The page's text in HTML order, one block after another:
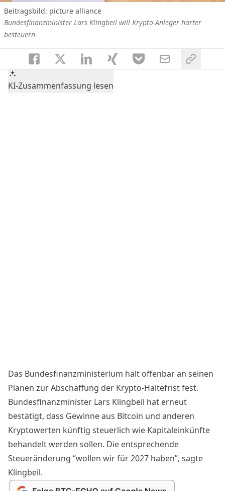
Beitragsbild: picture alliance
Bundesfinanzminister Lars Klingbeil will Krypto-Anleger härter
besteuern
KI-Zusammenfassung lesen
Das Bundesfinanzministerium hält offenbar an seinen
Plänen zur Abschaffung der Krypto-Haltefrist fest.
Bundesfinanzminister Lars Klingbeil hat erneut
bestätigt, dass Gewinne aus Bitcoin und anderen
Kryptowerten künftig steuerlich wie Kapitaleinkünfte
behandelt werden sollen. Die entsprechende
Steueränderung “wollen wir für 2027 haben”, sagte
Klingbeil.